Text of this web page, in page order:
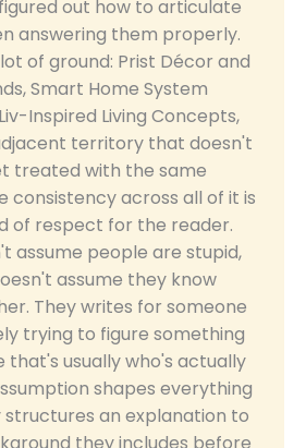
out how to articulate
answering them properly.
of ground: Prist Décor and
Smart Home System
Inspired Living Concepts,
territory that doesn't
treated with the same
consistency across all of it is
of respect for the reader.
assume people are stupid,
assume they know
They writes for someone
trying to figure something
that's usually who's actually
shapes everything
an explanation to